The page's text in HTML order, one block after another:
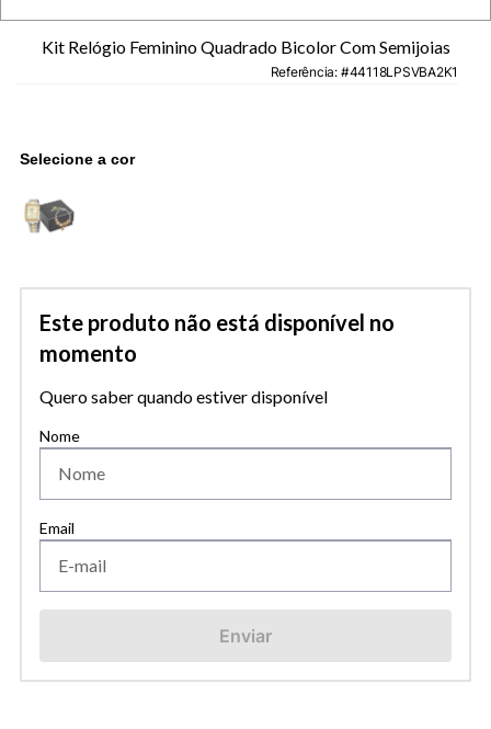
Kit Relógio Feminino Quadrado Bicolor Com Semijoias
Referência: 44118LPSVBA2K1
Este produto não está disponível no
momento
Quero saber quando estiver disponível
Enviar